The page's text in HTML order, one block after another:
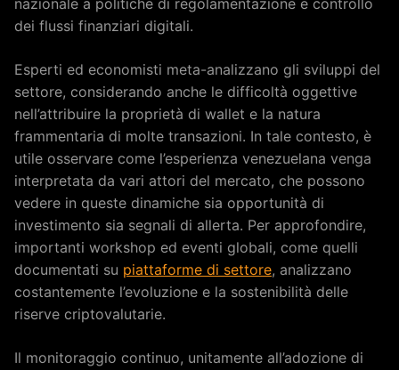
nazionale a politiche di regolamentazione e controllo
dei flussi finanziari digitali.
Esperti ed economisti meta-analizzano gli sviluppi del
settore, considerando anche le difficoltà oggettive
nell’attribuire la proprietà di wallet e la natura
frammentaria di molte transazioni. In tale contesto, è
utile osservare come l’esperienza venezuelana venga
interpretata da vari attori del mercato, che possono
vedere in queste dinamiche sia opportunità di
investimento sia segnali di allerta. Per approfondire,
importanti workshop ed eventi globali, come quelli
documentati su piattaforme di settore, analizzano
costantemente l’evoluzione e la sostenibilità delle
riserve criptovalutarie.
Il monitoraggio continuo, unitamente all’adozione di